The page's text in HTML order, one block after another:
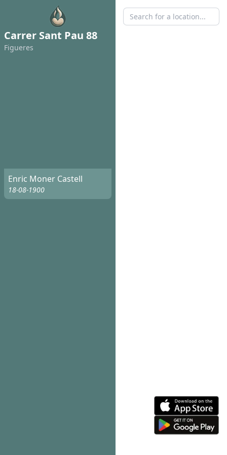
Carrer Sant Pau 88
Figueres
Enric Moner Castell
18-08-1900